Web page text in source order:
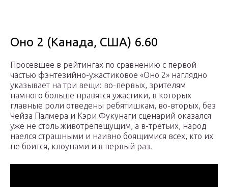
Оно 2 (Канада, США) 6.60
Просевшее в рейтингах по сравнению с первой
частью фэнтезийно-ужастиковое «Оно 2» наглядно
указывает на три вещи: во-первых, зрителям
намного больше нравятся ужастики, в которых
главные роли отведены ребятишкам, во-вторых, без
Чейза Палмера и Кэри Фукунаги сценарий оказался
уже не столь животрепещущим, а в-третьих, народ
наелся страшными и наивно боящимися всех, кто их
не боится, клоунами и в первый раз.